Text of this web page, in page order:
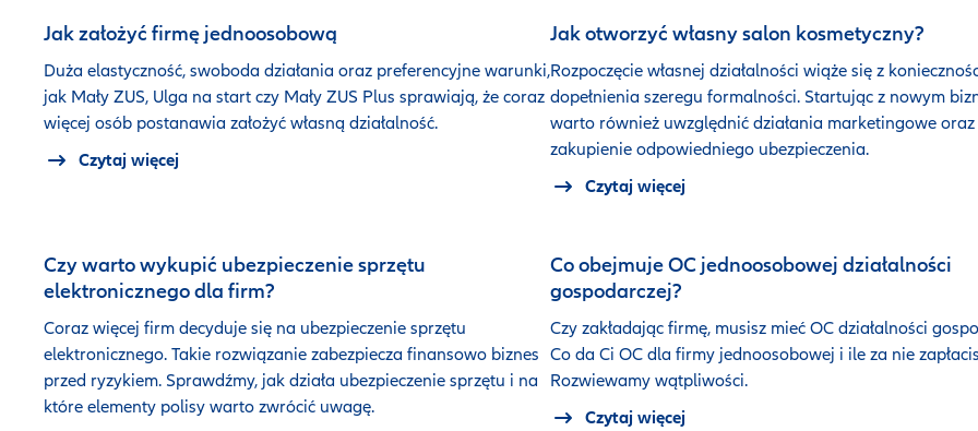
Jak założyć firmę jednoosobową
Duża elastyczność, swoboda działania oraz preferencyjne warunki,
jak Mały ZUS, Ulga na start czy Mały ZUS Plus sprawiają, że coraz
więcej osób postanawia założyć własną działalność.
Czytaj więcej
Jak otworzyć własny salon kosmetyczny?
Rozpoczęcie własnej działalności wiąże się z
dopełnienia szeregu formalności. Startując z nowym
warto również uwzględnić działania marketingowe oraz
zakupienie odpowiedniego ubezpieczenia.
Czytaj więcej
Czy warto wykupić ubezpieczenie sprzętu
elektronicznego dla firm?
Coraz więcej firm decyduje się na ubezpieczenie sprzętu
elektronicznego. Takie rozwiązanie zabezpiecza finansowo biznes
przed ryzykiem. Sprawdźmy, jak działa ubezpieczenie sprzętu i na
które elementy polisy warto zwrócić uwagę.
Co obejmuje OC jednoosobowej działalności
gospodarczej?
Czy zakładając firmę, musisz mieć OC działalności
Co da Ci OC dla firmy jednoosobowej i ile za nie
Rozwiewamy wątpliwości.
Czytaj więcej